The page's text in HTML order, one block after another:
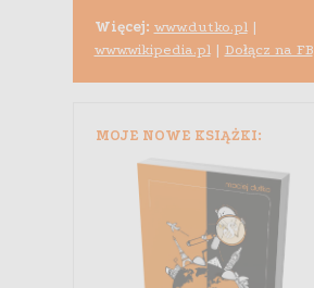
Więcej: www.dutko.pl|
www.wikipedia.pl| Dołącz na FB
MOJE NOWE KSIĄŻKI: